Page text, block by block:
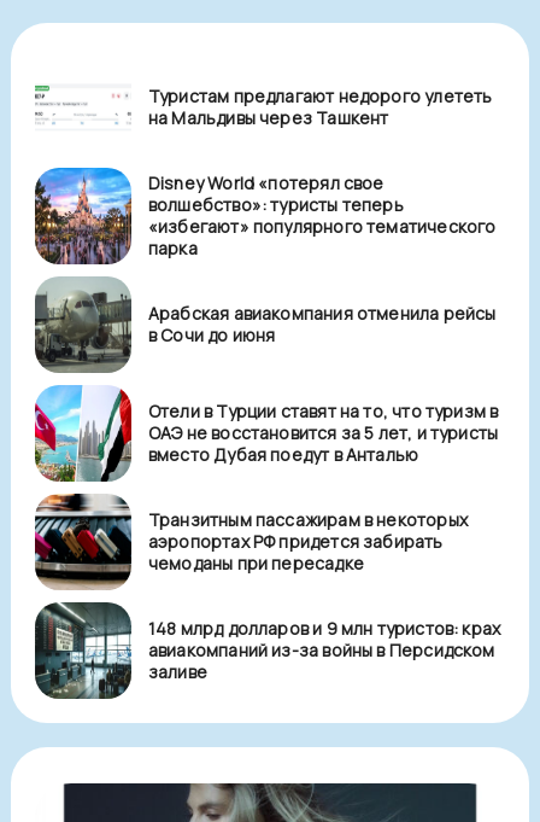
Туристам предлагают недорого улететь
на Мальдивы через Ташкент
Disney World «потерял свое
волшебство»: туристы теперь
«избегают» популярного тематического
парка
Арабская авиакомпания отменила рейсы
в Сочи до июня
Отели в Турции ставят на то, что туризм в
ОАЭ не восстановится за 5 лет, и туристы
вместо Дубая поедут в Анталью
Транзитным пассажирам в некоторых
аэропортах РФ придется забирать
чемоданы при пересадке
148 млрд долларов и 9 млн туристов: крах
авиакомпаний из-за войны в Персидском
заливе